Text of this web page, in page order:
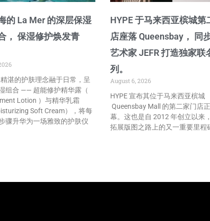
的 La Mer 的深层保湿
， 保湿修护焕发青
湛的护肤理念融于日常，呈
组合 —— 超能修护精华露（
Lotion ）与精华乳霜
Soft Cream），将每
骤升华为一场雅致的护肤仪
HYPE 于马来西亚槟城第
店座落 Queensbay， 同
艺术家 JEFR 打造独家联
列。
August 6, 2026
HYPE 宣布其位于马来西亚槟城
Queensbay Mall 的第二家门店
幕。这也是自 2012 年创立以来
拓展版图之路上的又一重要里程